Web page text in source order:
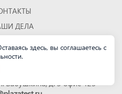
ДЕЛА
САЙТА
Петербург
Бабушкина, д. 3 офис 423
здесь, вы соглашаетесь с
.